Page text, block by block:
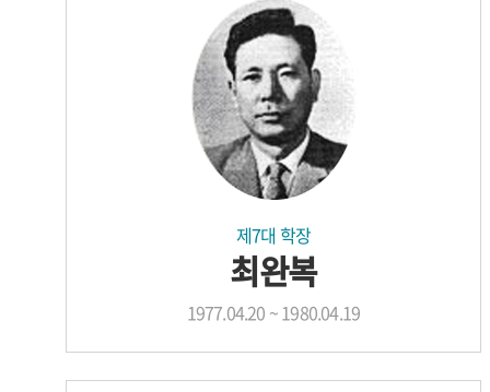
제7대 학장
최완복
1977.04.20 ~ 1980.04.19